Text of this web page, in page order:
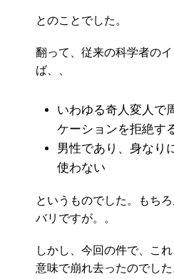
とのことでした。
翻って、従来の科学者のイ
ば、、
いわゆる奇人変人で
ケーションを拒絶す
男性であり、身なり
使わない
というものでした。もち
バリですが。。
しかし、今回の件で、こ
意味で崩れ去ったのでし